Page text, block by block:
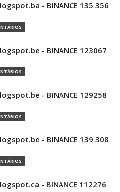
- BINANCE 135 356
- BINANCE 123067
- BINANCE 129258
- BINANCE 139 308
- BINANCE 112276